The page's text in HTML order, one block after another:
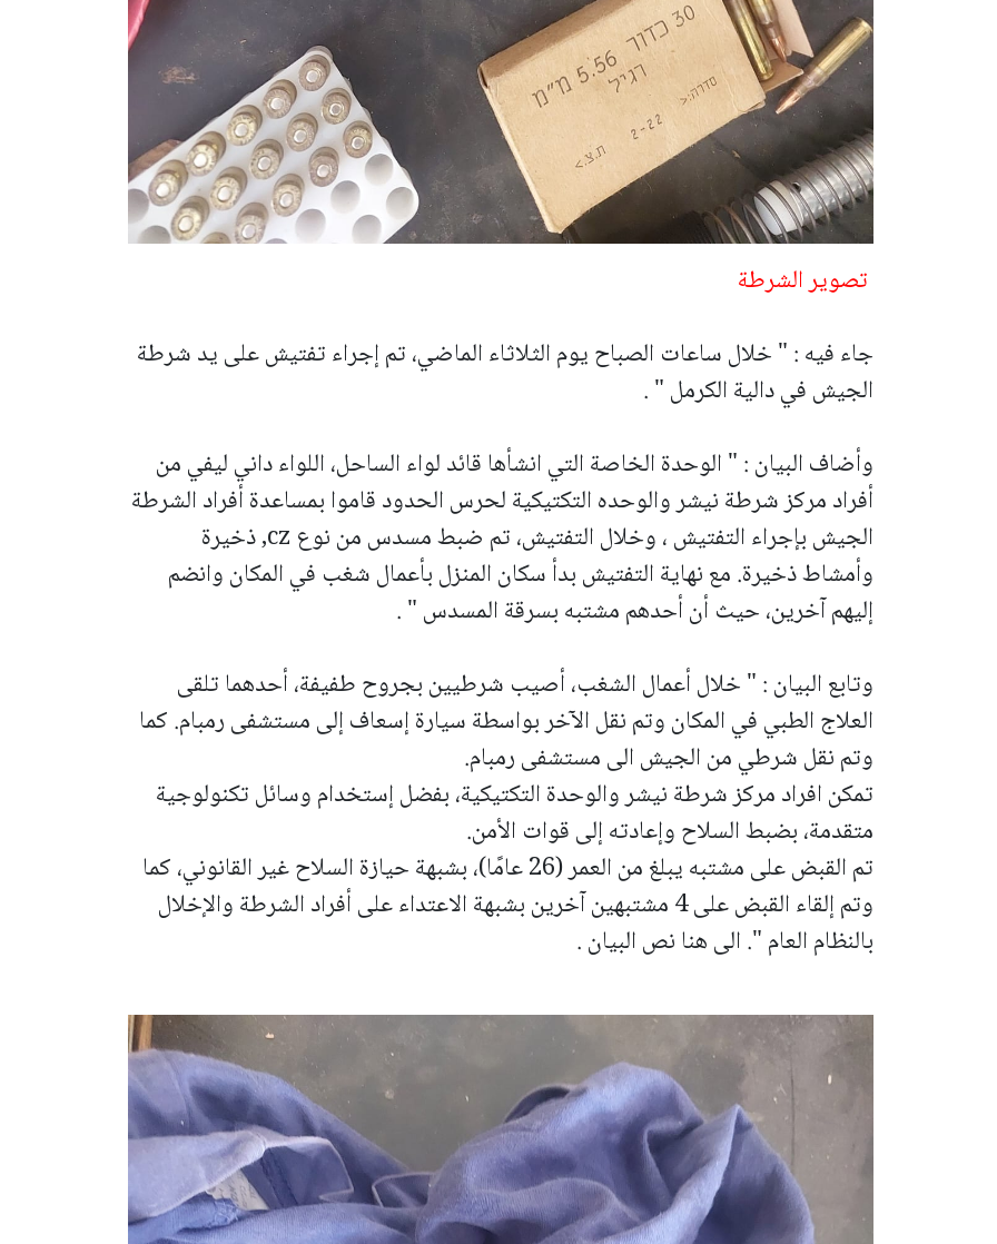
تصوير الشرطة
جاء فيه : "خلال ساعات الصباح يوم الثلاثاء الماضي، تم إجراء تفتيش على يد شرطة
الجيش في دالية الكرمل " .
وأضاف البيان : " الوحدة الخاصة التي انشأها قائد لواء الساحل، اللواء داني ليفي من
أفراد مركز شرطة نيشر والوحده التكتيكية لحرس الحدود قاموا بمساعدة أفراد الشرطة
الجيش بإجراء التفتيش ، و
خلال التفتيش، تم ضبط مسدس من نوع cz, ذخيرة
وأمشاط ذخيرة. مع نهاية التفتيش بدأ سكان المنزل بأعمال شغب في المكان وانضم
إليهم آخرين، حيث أن أحدهم مشتبه بسرقة المسدس " .
وتابع البيان : " خلال أعمال الشغب، أصيب شرطيين بجروح طفيفة، أحدهما تلقى
العلاج الطبي في المكان وتم نقل الآخر بواسطة سيارة إسعاف إلى مستشفى رمبام. كما
وتم نقل شرطي من الجيش الى مستشفى رمبام.
تمكن افراد مركز شرطة نيشر والوحدة التكتيكية، بفضل إستخدام وسائل تكنولوجية
متقدمة، بضبط السلاح وإعادته إلى قوات الأمن.
تم القبض على مشتبه يبلغ من العمر (26 عامًا)، بشبهة حيازة السلاح غير القانوني، كما
وتم إلقاء القبض على 4 مشتبهين آخرين بشبهة الاعتداء على أفراد الشرطة والإخلال
بالنظام العام ". الى هنا نص البيان .